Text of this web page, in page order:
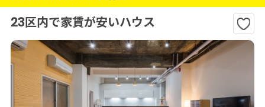
23区内で家賃が安いハウス